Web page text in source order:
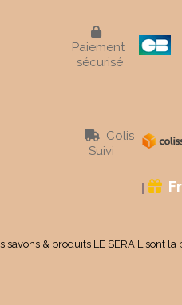

Paiement
sécurisé

Colis
Suivi

savons & produits LE SERAIL sont